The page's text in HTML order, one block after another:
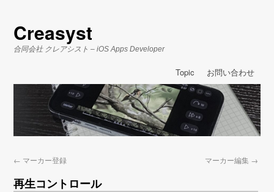
Creasyst
合同会社 クレアシスト – iOS Apps Developer
お問い合わせ
Topic
← マーカー登録 マーカー編集 →
再生コントロール